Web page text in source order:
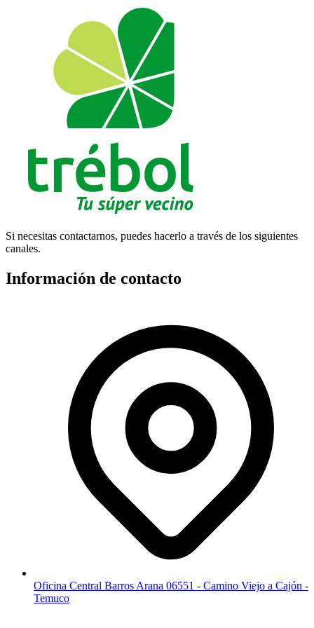
Si necesitas contactarnos, puedes hacerlo a través de los siguientes
canales.
Información de contacto
Oficina Central Barros Arana 06551 - Camino Viejo a Cajón -
Temuco